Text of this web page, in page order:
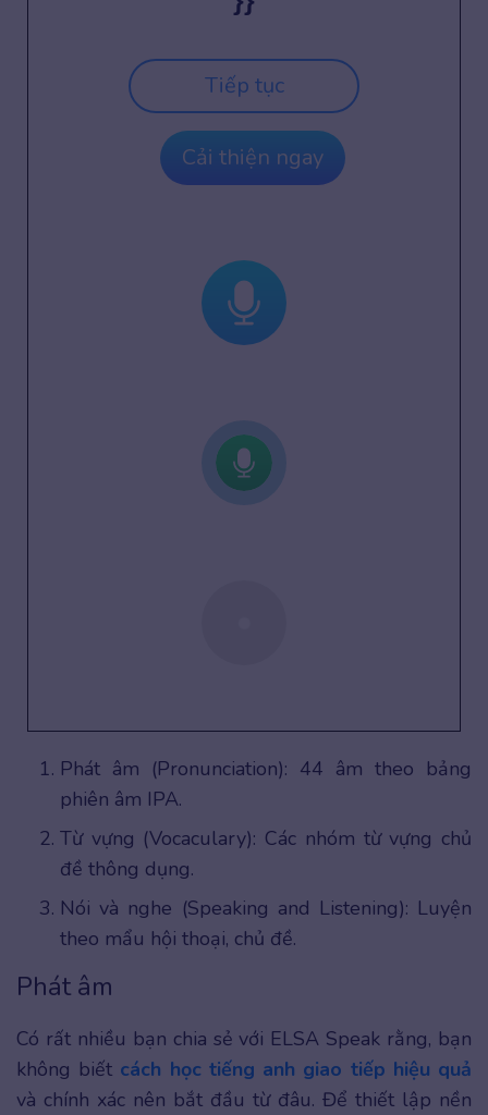
Tiếp tục
Cải thiện ngay
Phát âm (Pronunciation): 44 âm theo bảng
phiên âm IPA.
Từ vựng (Vocaculary): Các nhóm từ vựng chủ
đề thông dụng.
Nói và nghe (Speaking and Listening): Luyện
theo mẩu hội thoại, chủ đề.
Phát âm
Có rất nhiều bạn chia sẻ với ELSA Speak rằng, bạn
không biết cách học tiếng anh giao tiếp hiệu quả
và chính xác nên bắt đầu từ đâu. Để thiết lập nền